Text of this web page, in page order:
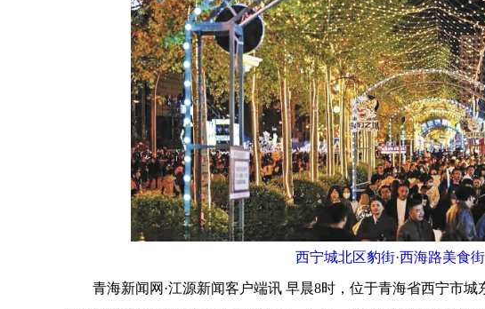
西宁城北区豹街·西海路美食
青海新闻网·江源新闻客户端讯 早晨8时，位于青海省西宁市城